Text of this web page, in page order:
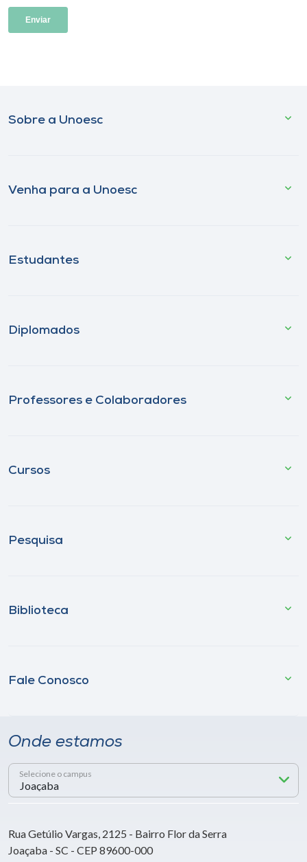
Sobre a Unoesc
Venha para a Unoesc
Estudantes
Diplomados
Professores e Colaboradores
Cursos
Pesquisa
Biblioteca
Fale Conosco
Onde estamos
Selecione o campus
Rua Getúlio Vargas, 2125 - Bairro Flor da Serra
Joaçaba - SC - CEP 89600-000